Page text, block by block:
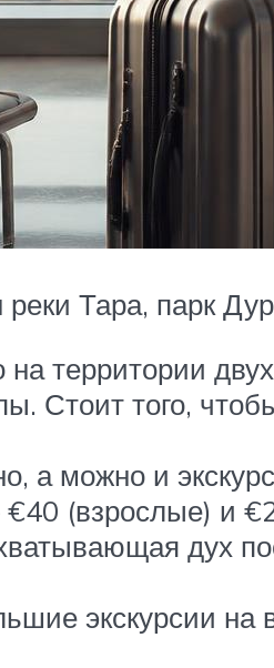
Тара, парк
территории
Стоит того,
а можно и
€40 (взрослые) и
дух
экскурсии на